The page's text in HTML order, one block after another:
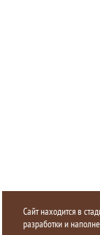
Сайт находится в
разработки и